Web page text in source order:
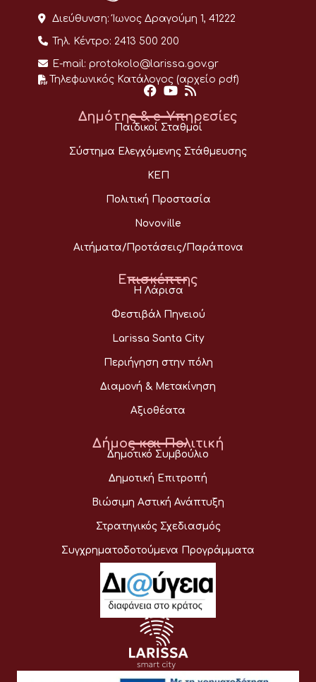
Διεύθυνση: Ίωνος Δραγούμη 1, 41222
Τηλ. Κέντρο: 2413 500 200
E-mail: protokolo@larissa.gov.gr
Τηλεφωνικός Κατάλογος (αρχείο pdf)
Δημότης & e-Υπηρεσίες
Παιδικοί Σταθμοί
Σύστημα Ελεγχόμενης Στάθμευσης
ΚΕΠ
Πολιτική Προστασία
Novoville
Αιτήματα/Προτάσεις/Παράπονα
Επισκέπτης
Η Λάρισα
Φεστιβάλ Πηνειού
Larissa Santa City
Περιήγηση στην πόλη
Διαμονή & Μετακίνηση
Αξιοθέατα
Δήμος και Πολιτική
Δημοτικό Συμβούλιο
Δημοτική Επιτροπή
Βιώσιμη Αστική Ανάπτυξη
Στρατηγικός Σχεδιασμός
Συγχρηματοδοτούμενα Προγράμματα